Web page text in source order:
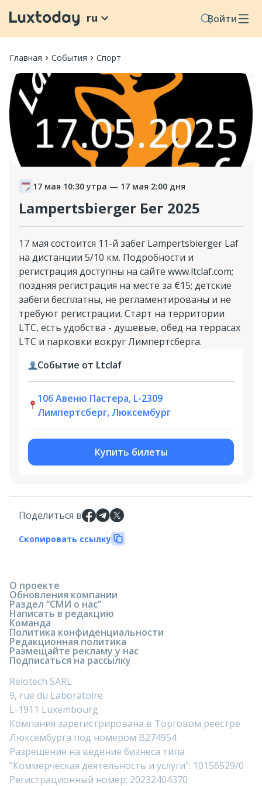
Войти
ru
Главная События Спорт
17 мая 10:30 утра — 17 мая 2:00 дня
Lampertsbierger Бег 2025
17 мая состоится 11-й забег Lampertsbierger Laf
на дистанции 5/10 км. Подробности и
регистрация доступны на сайте www.ltclaf.com;
поздняя регистрация на месте за €15; детские
забеги бесплатны, не регламентированы и не
требуют регистрации. Старт на территории
LTC, есть удобства - душевые, обед на террасах
LTC и парковки вокруг Лимпертсберга.
Событие от Ltclaf
106 Авеню Пастера, L-2309
Лимпертсберг, Люксембург
Купить билеты
Поделиться в
Скопировать ссылку
О проекте
Обновления компании
Раздел “СМИ о нас”
Написать в редакцию
Команда
Политика конфиденциальности
Редакционная политика
Размещайте рекламу у нас
Подписаться на рассылку
Relotech SARL
9, rue du Laboratoire
L-1911 Luxembourg
Компания зарегистрирована в Торговом реестре
Люксембурга под номером B274954
Разрешение на ведение бизнеса типа
"Коммерческая деятельность и услуги": 10156529/0
Регистрационный номер: 20232404370